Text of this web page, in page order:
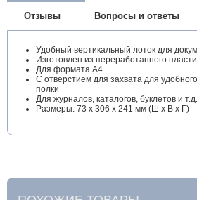
Отзывы Вопросы и ответы
Удобный вертикальный лоток для
Изготовлен из переработанного
Для формата А4
С отверстием для захвата для
полки
Для журналов, каталогов, буклетов и т.д.
Размеры: 73 x 306 x 241 мм (Ш x В x Г)